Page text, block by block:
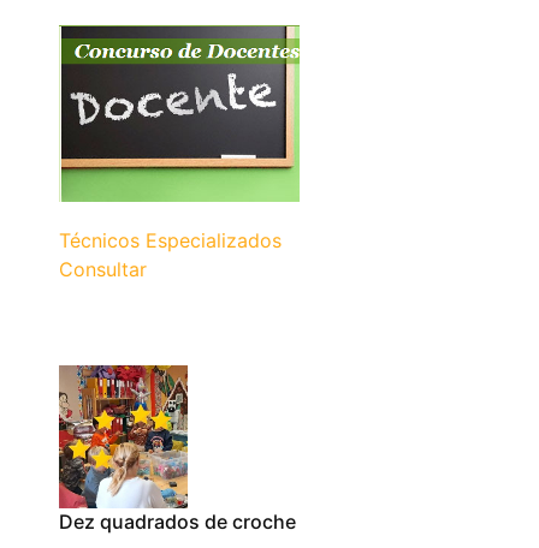
Técnicos Especializados
Consultar
Dez quadrados de croche